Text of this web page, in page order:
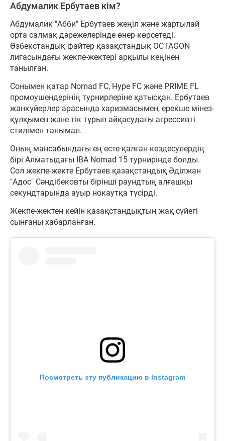
Абдумалик Ербутаев кім?
Абдумалик "Абби" Ербутаев жеңіл және жартылай
орта салмақ дәрежелерінде өнер көрсетеді.
Өзбекстандық файтер қазақстандық OCTAGON
лигасындағы жекпе-жектері арқылы кеңінен
танылған.
Сонымен қатар Nomad FC, Hype FC және PRIME FL
промоушендерінің турнирлеріне қатысқан. Ербутаев
жанкүйерлер арасында харизмасымен, ерекше мінез-
құлқымен және тік тұрып айқасудағы агрессивті
стилімен танымал.
Оның мансабындағы ең есте қалған кездесулердің
бірі Алматыдағы IBA Nomad 15 турнирінде болды.
Сол жекпе-жекте Ербутаев қазақстандық Әділжан
"Адос" Сәндібековты бірінші раундтың алғашқы
секундтарында ауыр нокаутқа түсірді.
Жекпе-жектен кейін қазақстандықтың жақ сүйегі
сынғаны хабарланған.
Посмотреть эту публикацию в Instagram